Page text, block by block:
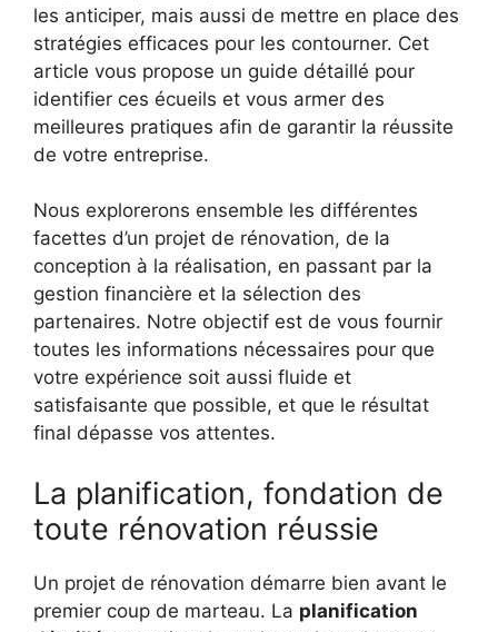
les anticiper, mais aussi de mettre en place des
stratégies efficaces pour les contourner. Cet
article vous propose un guide détaillé pour
identifier ces écueils et vous armer des
meilleures pratiques afin de garantir la réussite
de votre entreprise.
Nous explorerons ensemble les différentes
facettes d’un projet de rénovation, de la
conception à la réalisation, en passant par la
gestion financière et la sélection des
partenaires. Notre objectif est de vous fournir
toutes les informations nécessaires pour que
votre expérience soit aussi fluide et
satisfaisante que possible, et que le résultat
final dépasse vos attentes.
La planification, fondation de
toute rénovation réussie
Un projet de rénovation démarre bien avant le
premier coup de marteau. La planification